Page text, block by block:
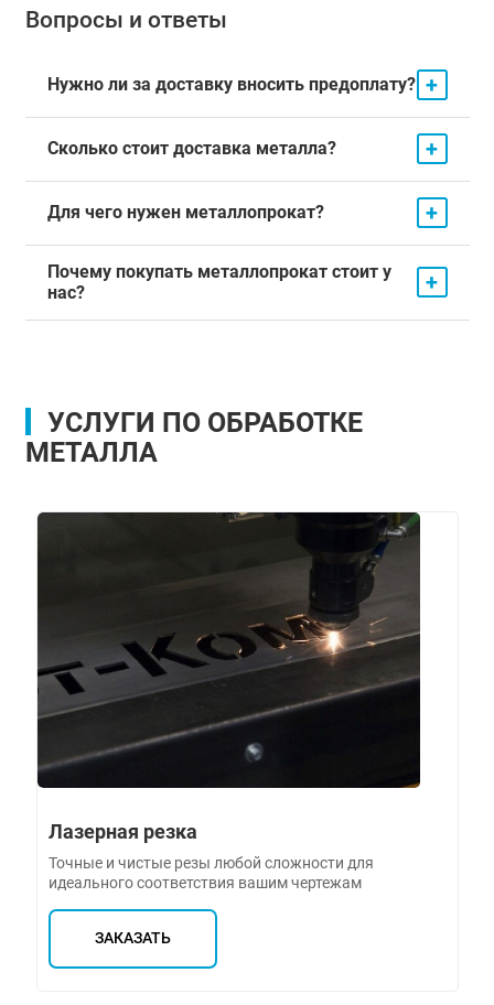
Вопросы и ответы
Нужно ли за доставку вносить предоплату? +
Сколько стоит доставка металла? +
Для чего нужен металлопрокат? +
Почему покупать металлопрокат стоит у
нас?
+
УСЛУГИ ПО ОБРАБОТКЕ
МЕТАЛЛА
Лазерная резка
Точные и чистые резы любой сложности для
идеального соответствия вашим чертежам
ЗАКАЗАТЬ